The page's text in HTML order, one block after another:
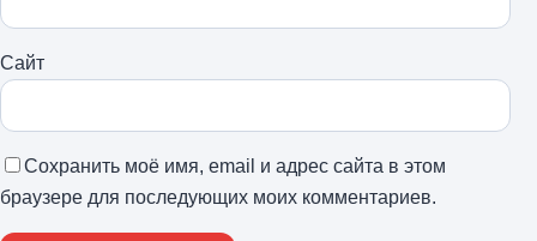
Сайт
Сохранить моё имя, email и адрес сайта в этом
браузере для последующих моих комментариев.